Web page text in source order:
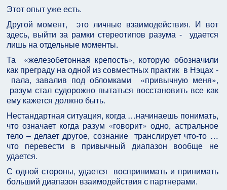
Этот опыт уже есть.
Другой момент, это личные взаимодействия. И вот
здесь, выйти за рамки стереотипов разума - удается
лишь на отдельные моменты.
Та «железобетонная крепость», которую обозначили
как преграду на одной из совместных практик в Нэцах -
пала, завалив под обломками «привычную меня»,
разум стал судорожно пытаться восстановить все как
ему кажется должно быть.
Нестандартная ситуация, когда …начинаешь понимать,
что означает когда разум «говорит» одно, астральное
тело – делает другое, сознание транслирует что-то …
что перевести в привычный диапазон вообще не
удается.
С одной стороны, удается воспринимать и принимать
больший диапазон взаимодействия с партнерами.